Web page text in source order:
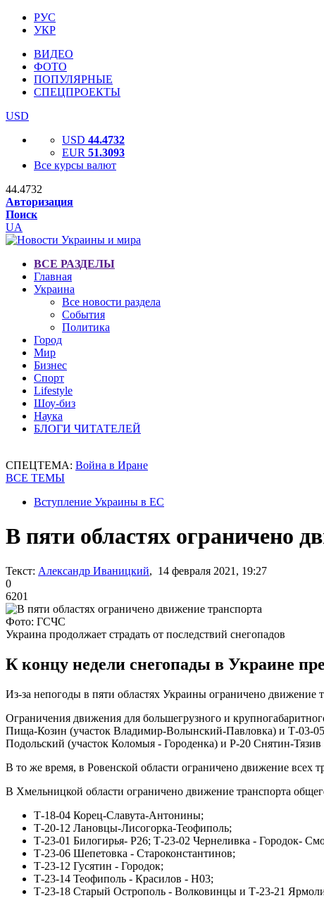
РУС
УКР
ВИДЕО
ФОТО
ПОПУЛЯРНЫЕ
СПЕЦПРОЕКТЫ
USD
USD 44.4732
EUR 51.3093
Все курсы валют
44.4732
Авторизация
Поиск
UA
ВСЕ РАЗДЕЛЫ
Главная
Украина
Все новости раздела
События
Политика
Город
Мир
Бизнес
Спорт
Lifestyle
Шоу-биз
Наука
БЛОГИ ЧИТАТЕЛЕЙ
СПЕЦТЕМА: Война в Иране
ВСЕ ТЕМЫ
Вступление Украины в ЕС
В пяти областях ограничено
Текст: Александр Иваницкий, 14 февраля 2021, 19:27
0
6201
Фото: ГСЧС
Украина продолжает страдать от последствий снегопадов
К концу недели снегопады в Украине
Из-за непогоды в пяти областях Украины ограничено движение
Ограничения движения для большегрузного и
Пища-Козин (участок Владимир-Волынский-Павловка) и Т-03-
Подольский (участок Коломыя - Городенка) и Р-20 Снятин-
В то же время, в Ровенской области ограничено движение всех
В Хмельницкой области ограничено движение транспорта
Т-18-04 Корец-Славута-Антонины;
Т-20-12 Лановцы-Лисогорка-Теофиполь;
Т-23-01 Билогирья- Р26; Т-23-02 Чернеливка - Городок-
Т-23-06 Шепетовка - Староконстантинов;
Т-23-12 Гусятин - Городок;
Т-23-14 Теофиполь - Красилов - Н03;
Т-23-18 Старый Острополь - Волковинцы и Т-23-21